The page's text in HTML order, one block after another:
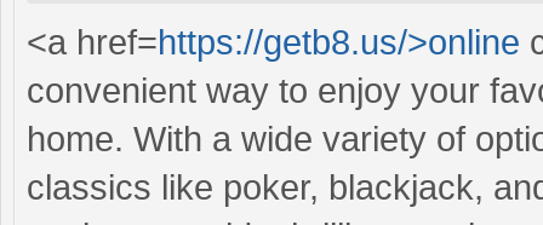
<a href=https://getb8.us/>online
convenient way to enjoy your
home. With a wide variety of
classics like poker, blackjack,